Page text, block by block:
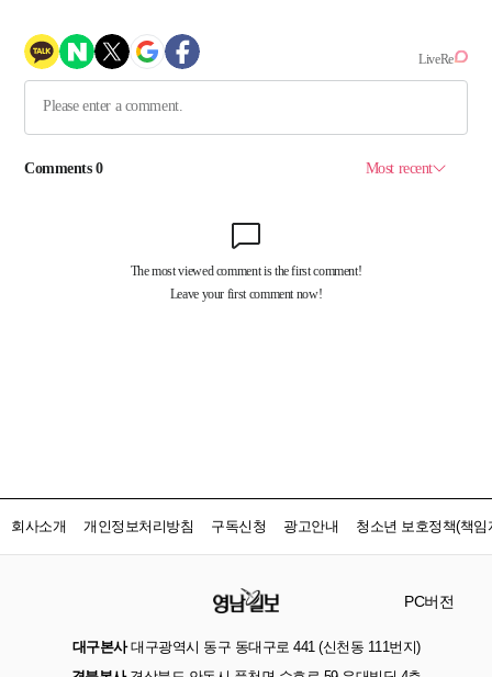
회사소개 개인정보처리방침 구독신청 광고안내 청소년 보호정책(책임
PC버전
대구본사대구광역시 동구 동대구로 441 (신천동 111번지)